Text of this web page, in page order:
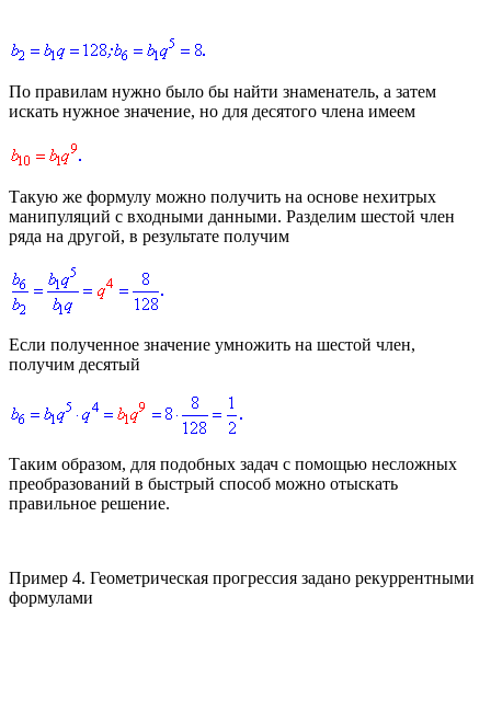
По правилам нужно было бы найти знаменатель, а затем
искать нужное значение, но для десятого члена имеем
Такую же формулу можно получить на основе нехитрых
манипуляций с входными данными. Разделим шестой член
ряда на другой, в результате получим
Если полученное значение умножить на шестой член,
получим десятый
Таким образом, для подобных задач с помощью несложных
преобразований в быстрый способ можно отыскать
правильное решение.
Пример 4. Геометрическая прогрессия задано рекуррентными
формулами